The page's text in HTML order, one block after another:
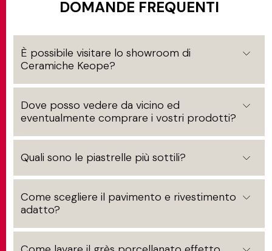
DOMANDE FREQUENTI
È possibile visitare lo showroom di
Ceramiche Keope?
Dove posso vedere da vicino ed
eventualmente comprare i vostri prodotti?
Quali sono le piastrelle più sottili?
Come scegliere il pavimento e rivestimento
adatto?